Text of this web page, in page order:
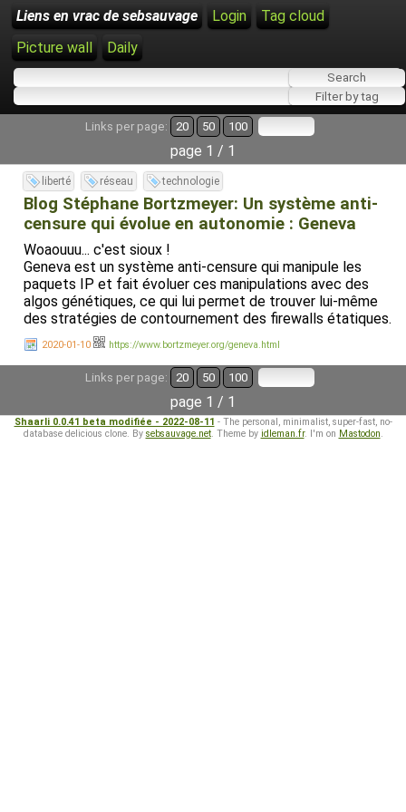
Liens en vrac de sebsauvage Login
Tag cloud
Picture wall
Daily
Links per page: 20 50 100
page 1 / 1
liberté réseau technologie
Blog Stéphane Bortzmeyer: Un système anti-
censure qui évolue en autonomie : Geneva
Woaouuu... c'est sioux !
Geneva est un système anti-censure qui manipule les
paquets IP et fait évoluer ces manipulations avec des
algos génétiques, ce qui lui permet de trouver lui-même
des stratégies de contournement des firewalls étatiques.
2020-01-10 https://www.bortzmeyer.org/geneva.html
Links per page: 20 50 100
page 1 / 1
Shaarli 0.0.41 beta modifiée - 2022-08-11 - The personal, minimalist, super-fast, no-
database delicious clone. By sebsauvage.net. Theme by idleman.fr. I'm on Mastodon.